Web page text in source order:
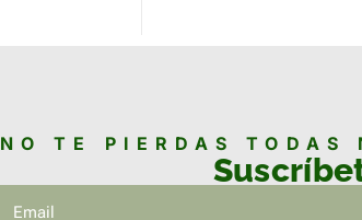
NO TE PIERDAS TODAS